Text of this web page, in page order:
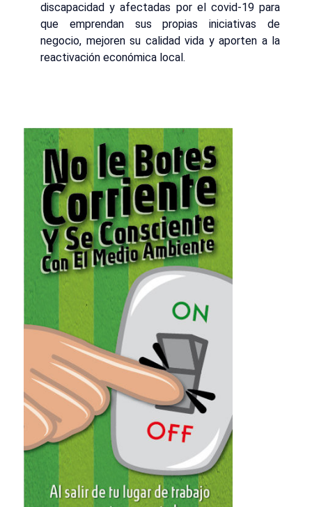
discapacidad y afectadas por el covid-19 para
que emprendan sus propias iniciativas de
negocio, mejoren su calidad vida y aporten a la
reactivación económica local.